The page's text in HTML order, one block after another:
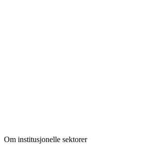
Annet foretak iflg. særskilt lov
Om institusjonelle sektorer